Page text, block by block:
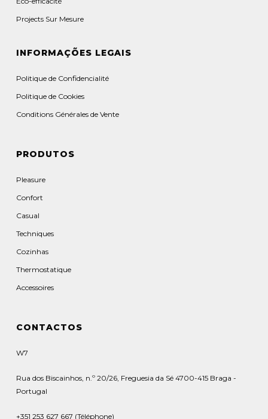
Projects Sur Mesure
INFORMAÇÕES LEGAIS
Politique de Confidencialité
Politique de Cookies
Conditions Générales de Vente
PRODUTOS
Pleasure
Confort
Casual
Techniques
Cozinhas
Thermostatique
Accessoires
CONTACTOS
W7
Rua dos Biscainhos, n.º 20/26, Freguesia da Sé 4700-415 Braga -
Portugal
+351 253 627 667 (Téléphone)